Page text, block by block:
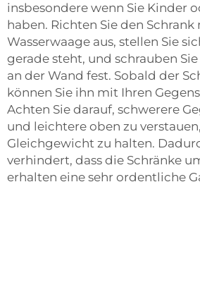
insbesondere wenn Sie Kinder
haben. Richten Sie den
Wasserwaage aus, stellen Sie
gerade steht, und schrauben
an der Wand fest. Sobald der
können Sie ihn mit Ihren
Achten Sie darauf, schwerere
und leichtere oben zu
Gleichgewicht zu halten.
verhindert, dass die Schränke
erhalten eine sehr ordentliche